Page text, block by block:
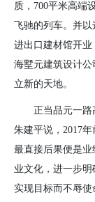
质， 700平米高端
飞驰的列车。并
进出口建材馆开业
海墅元建筑设计
立新的天地。
正当品元一路
朱建平说， 2017年
最直接后果便是
业文化，进一步
实现目标而不辱使